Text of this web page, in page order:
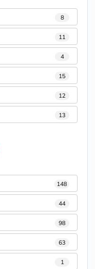
8
11
4
15
12
13
148
44
98
63
1